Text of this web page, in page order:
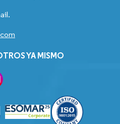
YA MISMO